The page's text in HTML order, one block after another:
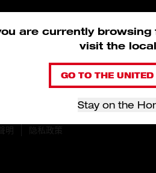
are currently browsing
visit the
GO TO THE
Stay on the
明
隐私政策